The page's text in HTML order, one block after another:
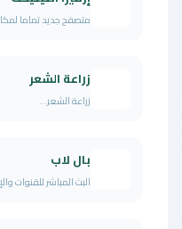
متصفح جديد تماما
زراعة الشعر
زراعة الشعر...
بال لاب
البث المباشر للقنوات